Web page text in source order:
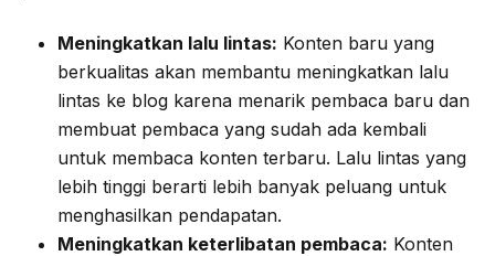
Meningkatkan lalu lintas: Konten baru yang
berkualitas akan membantu meningkatkan lalu
lintas ke blog karena menarik pembaca baru dan
membuat pembaca yang sudah ada kembali
untuk membaca konten terbaru. Lalu lintas yang
lebih tinggi berarti lebih banyak peluang untuk
menghasilkan pendapatan.
Meningkatkan keterlibatan pembaca: Konten